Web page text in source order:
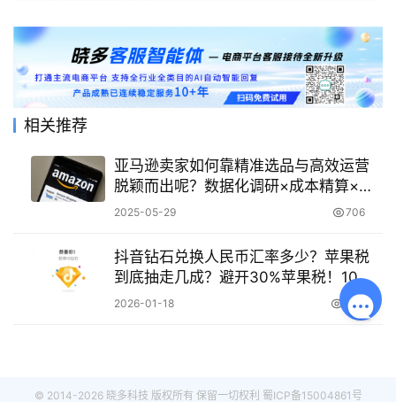
相关推荐
亚马逊卖家如何靠精准选品与高效运营
脱颖而出呢？数据化调研×成本精算×质
量把控，打造低退货率爆款矩阵！
2025-05-29 706
抖音钻石兑换人民币汇率多少？苹果税
到底抽走几成？避开30%苹果税！10钻
=1元稳赚攻略，安卓提现翻倍技巧速
2026-01-18 1.0K
© 2014-2026 晓多科技 版权所有 保留一切权利 蜀ICP备15004861号